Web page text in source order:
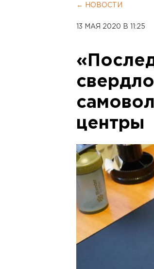
← НОВОСТИ
13 МАЯ 2020 В 11:25
центры